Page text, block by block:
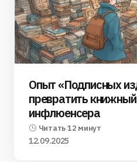
Опыт «Подписных
превратить
инфлюенсера
Читать 12 минут
12.09.2025